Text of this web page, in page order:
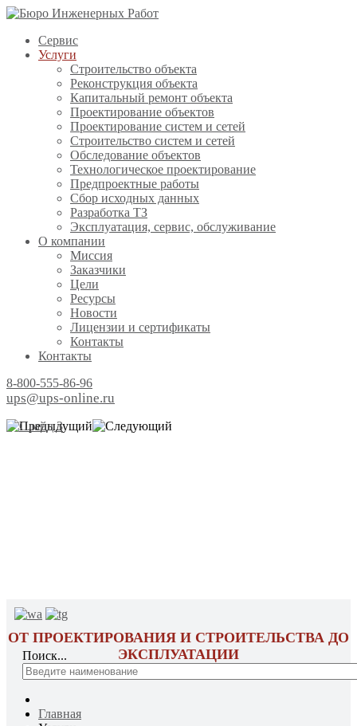
Сервис
Услуги
Строительство объекта
Реконструкция объекта
Капитальный ремонт объекта
Проектирование объектов
Проектирование систем и сетей
Строительство систем и сетей
Обследование объектов
Технологическое проектирование
Предпроектные работы
Сбор исходных данных
Разработка ТЗ
Эксплуатация, сервис, обслуживание
О компании
Миссия
Заказчики
Цели
Ресурсы
Новости
Лицензии и сертификаты
Контакты
Контакты
8-800-555-86-96
ups@ups-online.ru
ОТ ПРОЕКТИРОВАНИЯ И СТРОИТЕЛЬСТВА ДО
ЭКСПЛУАТАЦИИ
Поиск...
Главная